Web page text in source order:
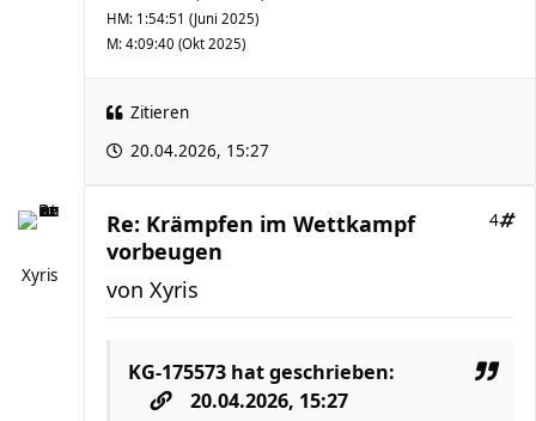
HM: 1:54:51 (Juni 2025)
M: 4:09:40 (Okt 2025)
Zitieren
20.04.2026, 15:27
Xyris
Re: Krämpfen im Wettkampf
vorbeugen
4
von Xyris
KG-175573 hat geschrieben:
20.04.2026, 15:27